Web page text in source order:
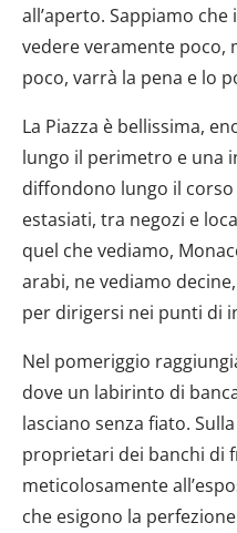
all’aperto. Sappiamo
vedere veramente poco,
poco, varrà la pena e lo
La Piazza è bellissima,
lungo il perimetro e una
diffondono lungo il
estasiati, tra negozi e
quel che vediamo,
arabi, ne vediamo
per dirigersi nei punti di
Nel pomeriggio
dove un labirinto di
lasciano senza fiato.
proprietari dei banchi di
meticolosamente
che esigono la